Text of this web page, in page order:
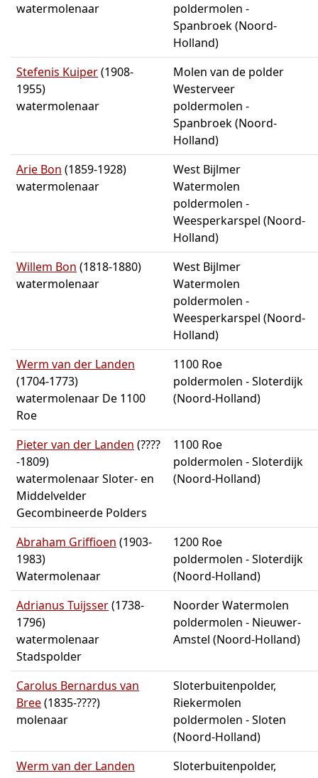
watermolenaar
poldermolen -
Spanbroek (Noord-
Holland)
Stefenis Kuiper(1908-
1955)
watermolenaar
Molen van de polder
Westerveer
poldermolen -
Spanbroek (Noord-
Holland)
Arie Bon (1859-1928)
watermolenaar
West Bijlmer
Watermolen
poldermolen -
Weesperkarspel (Noord-
Holland)
Willem Bon (1818-1880)
watermolenaar
West Bijlmer
Watermolen
poldermolen -
Weesperkarspel (Noord-
Holland)
Werm van der Landen
(1704-1773)
watermolenaar De 1100
Roe
1100 Roe
poldermolen - Sloterdijk
(Noord-Holland)
Pieter van der Landen (????
-1809)
watermolenaar Sloter- en
Middelvelder
Gecombineerde Polders
1100 Roe
poldermolen - Sloterdijk
(Noord-Holland)
Abraham Griffioen (1903-
1983)
Watermolenaar
1200 Roe
poldermolen - Sloterdijk
(Noord-Holland)
Adrianus Tuijsser(1738-
1796)
watermolenaar
Stadspolder
Noorder Watermolen
poldermolen - Nieuwer-
Amstel (Noord-Holland)
Carolus Bernardus van
Bree(1835-????)
molenaar
Sloterbuitenpolder,
Riekermolen
poldermolen - Sloten
(Noord-Holland)
Werm van der Landen
Sloterbuitenpolder,